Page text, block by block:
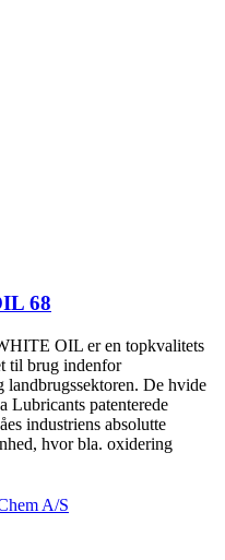
68
OIL er en topkvalitets
til brug indenfor
De hvide
Lubricants patenterede
industriens absolutte
hvor bla. oxidering